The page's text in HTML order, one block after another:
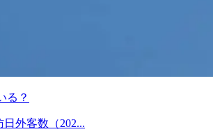
る？
外客数（202...